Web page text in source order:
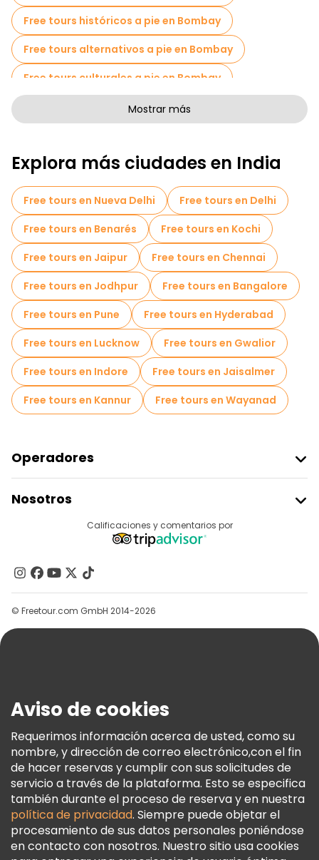
Free tours históricos a pie en Bombay
Free tours alternativos a pie en Bombay
Free tours culturales a pie en Bombay
Free tours de arte a pie en Bombay
Actividades deportivas en Bombay
Free tours de juderías en Bombay
Museos en Bombay
Tours mercados en Bombay
Tours de degustación locales en Bombay
Free tours de un día en Bombay
Free tours nocturnos a pie en Bombay
Tours en bicicleta en Bombay
Tours gastronómicos en Bombay
Free tours cerca Gateway Of India Mumbai
Mostrar más
Explora más ciudades en India
Free tours en Nueva Delhi
Free tours en Delhi
Free tours en Benarés
Free tours en Kochi
Free tours en Jaipur
Free tours en Chennai
Free tours en Jodhpur
Free tours en Bangalore
Free tours en Pune
Free tours en Hyderabad
Free tours en Lucknow
Free tours en Gwalior
Free tours en Indore
Free tours en Jaisalmer
Free tours en Kannur
Free tours en Wayanad
Operadores
Acceder Como Proveedor
Programa De Afiliados
Nosotros
Contacto
Grupos
Ayuda
Términos E Información Legal
Política De Cookies
Freetour Premios
Programa De Fidelidad
Calificaciones y comentarios por
© Freetour.com GmbH 2014-2026
Aviso de cookies
Requerimos información acerca de usted, como su
nombre, y dirección de correo electrónico,con el fin
de hacer reservas y cumplir con sus solicitudes de
servicio a través de la plataforma. Esto se especifica
también durante el proceso de reserva y en nuestra
política de privacidad. Siempre puede objetar el
procesamiento de sus datos personales poniéndose
en contacto con nosotros. Nuestro sitio usa cookies